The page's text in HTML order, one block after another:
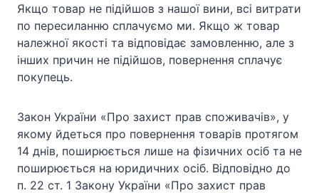
Якщо товар не підійшов з нашої вини, всі витрати
по пересиланню сплачуємо ми. Якщо ж товар
належної якості та відповідає замовленню, але з
інших причин не підійшов, повернення сплачує
покупець.
Закон України «Про захист прав споживачів», у
якому йдеться про повернення товарів протягом
14 днів, поширюється лише на фізичних осіб та не
поширюється на юридичних осіб. Відповідно до
п. 22 ст. 1 Закону України «Про захист прав